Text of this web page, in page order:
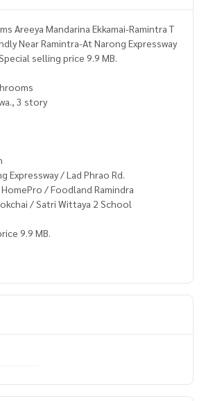
Areeya Mandarina Ekkamai-Ramintra T
Near Ramintra-At Narong Expressway
selling price 9.9 MB.
3 story
Expressway / Lad Phrao Rd.
/ Foodland Ramindra
/ Satri Wittaya 2 School
9.9 MB.
Real Estate Agency, Service You Can T
#Condorental #RentSellCondoBang